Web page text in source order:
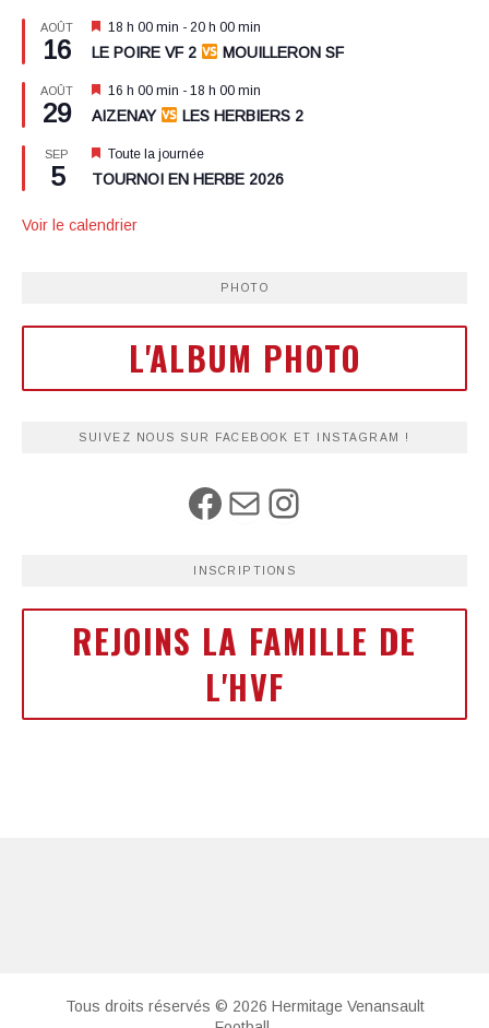
AOÛT
16
Mis
en
avant
18 h 00 min - 20 h 00 min
LE POIRE VF 2 MOUILLERON SF
AOÛT
29
Mis
en
avant
16 h 00 min - 18 h 00 min
AIZENAY LES HERBIERS 2
SEP
5
Mis
en
avant
Toute la journée
TOURNOI EN HERBE 2026
Voir le calendrier
PHOTO
L'ALBUM PHOTO
SUIVEZ NOUS SUR FACEBOOK ET INSTAGRAM !
INSCRIPTIONS
REJOINS LA FAMILLE DE
L'HVF
Tous droits réservés © 2026 Hermitage Venansault